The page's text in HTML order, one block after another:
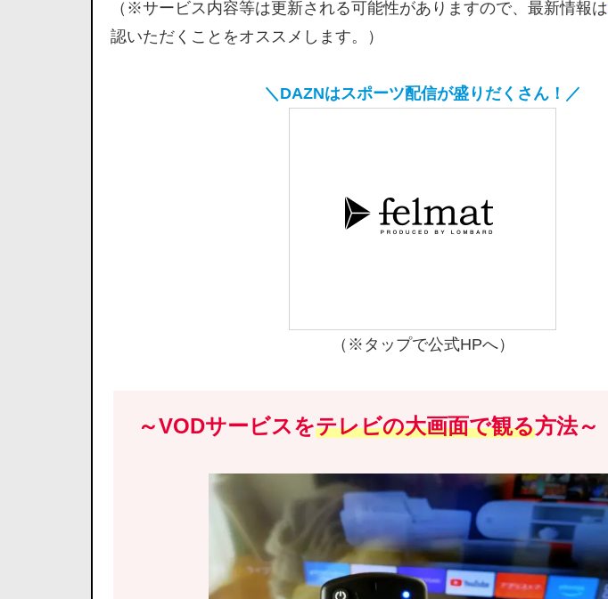
（※サービス内容等は更新される可能性がありますので、最新情報は
認いただくことをオススメします。）
＼DAZNはスポーツ配信が盛りだくさん！／
（※タップで公式HPへ）
～VODサービスをテレビの大画面で観る方法～